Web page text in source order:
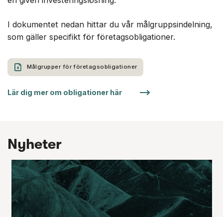
I dokumentet nedan hittar du vår målgruppsindelning,
som gäller specifikt för företagsobligationer.
Målgrupper för företagsobligationer
Lär dig mer om obligationer här
Nyheter